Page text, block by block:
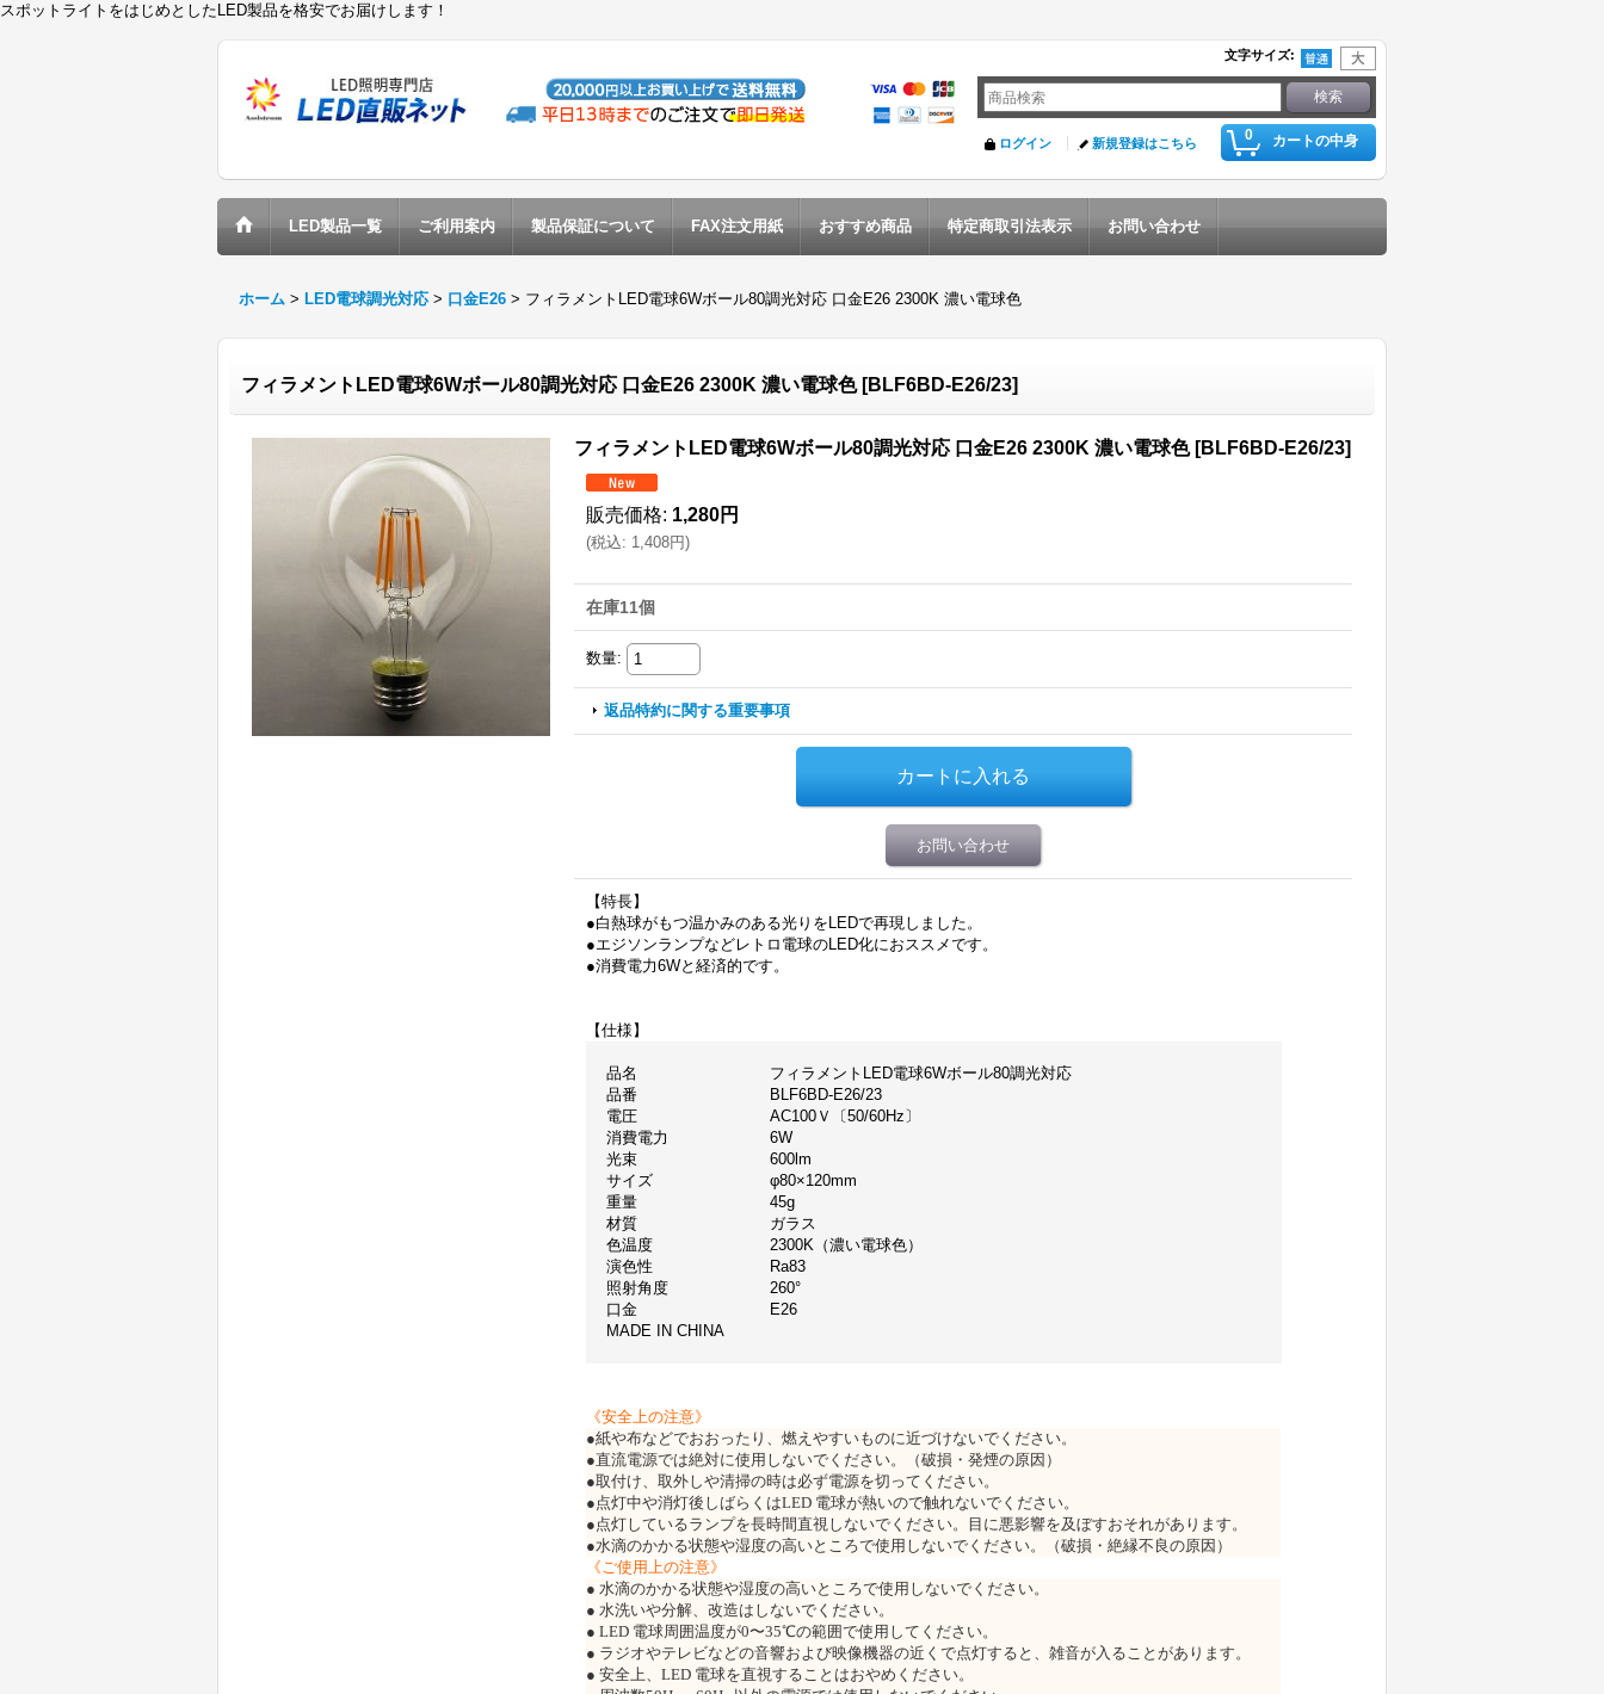
スポットライトをはじめとしたLED製品を格安でお届けします！
文字サイズ:
0 カートの中身
ログイン 新規登録はこちら
LED製品一覧 ご利用案内 製品保証について FAX注文用紙 おすすめ商品 特定商取引法表示 お問い合わせ
ホーム > LED電球調光対応 > 口金E26 > フィラメントLED電球6Wボール80調光対応 口金E26 2300K 濃い電球色
フィラメントLED電球6Wボール80調光対応 口金E26 2300K 濃い電球色 [BLF6BD-E26/23]
フィラメントLED電球6Wボール80調光対応 口金E26 2300K 濃い電球色 [BLF6BD-E26/23]
販売価格: 1,280円
(税込: 1,408円)
在庫11個
数量:
返品特約に関する重要事項
お問い合わせ
【特長】
●白熱球がもつ温かみのある光りをLEDで再現しました。
●エジソンランプなどレトロ電球のLED化におススメです。
●消費電力6Wと経済的です。
【仕様】
品名
フィラメントLED電球6Wボール80調光対応
品番
BLF6BD-E26/23
電圧
AC100Ｖ〔50/60Hz〕
消費電力
6W
光束
600lm
サイズ
φ80×120mm
重量
45g
材質
ガラス
色温度
2300K（濃い電球色）
演色性
Ra83
照射角度
260°
口金
E26
MADE IN CHINA
《安全上の注意》
●紙や布などでおおったり、燃えやすいものに近づけないでください。
●直流電源では絶対に使用しないでください。（破損・発煙の原因）
●取付け、取外しや清掃の時は必ず電源を切ってください。
●点灯中や消灯後しばらくはLED 電球が熱いので触れないでください。
●点灯しているランプを長時間直視しないでください。目に悪影響を及ぼすおそれがあります。
●水滴のかかる状態や湿度の高いところで使用しないでください。（破損・絶縁不良の原因）
《ご使用上の注意》
● 水滴のかかる状態や湿度の高いところで使用しないでください。
● 水洗いや分解、改造はしないでください。
● LED 電球周囲温度が0〜35℃の範囲で使用してください。
● ラジオやテレビなどの音響および映像機器の近くで点灯すると、雑音が入ることがあります。
● 安全上、LED 電球を直視することはおやめください。